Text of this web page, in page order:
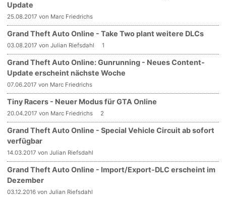
Update
25.08.2017 von Marc Friedrichs
Grand Theft Auto Online - Take Two plant weitere DLCs
03.08.2017 von Julian Riefsdahl 1
Grand Theft Auto Online: Gunrunning - Neues Content-
Update erscheint nächste Woche
07.06.2017 von Marc Friedrichs
Tiny Racers - Neuer Modus für GTA Online
20.04.2017 von Marc Friedrichs 2
Grand Theft Auto Online - Special Vehicle Circuit ab sofort
verfügbar
14.03.2017 von Julian Riefsdahl
Grand Theft Auto Online - Import/Export-DLC erscheint im
Dezember
03.12.2016 von Julian Riefsdahl